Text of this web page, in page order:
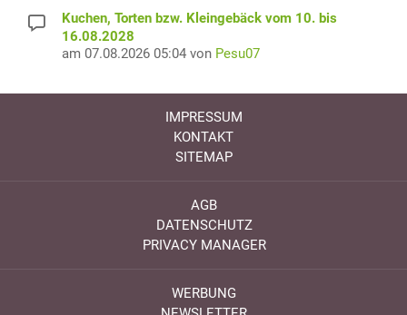
Kuchen, Torten bzw. Kleingebäck vom 10. bis
16.08.2028
am 07.08.2026 05:04 von Pesu07
IMPRESSUM
KONTAKT
SITEMAP
AGB
DATENSCHUTZ
PRIVACY MANAGER
WERBUNG